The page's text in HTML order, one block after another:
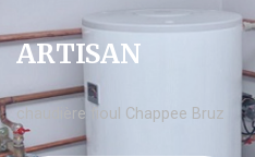
ARTISAN
chaudière fioul Chappee Bruz